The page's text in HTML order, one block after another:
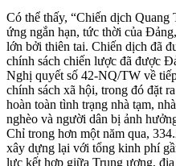
Có thể thấy, “Chiến dịch Quang
ứng ngắn hạn, tức thời của
lớn bởi thiên tai. Chiến dịch đã
chính sách chiến lược đã được
Nghị quyết số 42-NQ/TW về
chính sách xã hội, trong đó đặt
hoàn toàn tình trạng nhà tạm,
nghèo và người dân bị ảnh
Chỉ trong hơn một năm qua,
xây dựng lại với tổng kinh phí
lực kết hợp giữa Trung ương,